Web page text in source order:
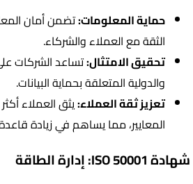
حماية المعلومات:تضمن أمان
الثقة مع العملاء والشركاء.
تحقيق الامتثال:تساعد الشركات
والدولية المتعلقة بحماية البيانات.
تعزيز ثقة العملاء:يثق العملاء
المعايير، مما يساهم في زيادة
شهادة ISO 50001: إدارة الطاقة